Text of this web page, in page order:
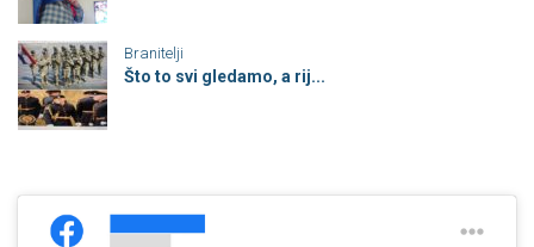
Branitelji
Što to svi gledamo, a rij...